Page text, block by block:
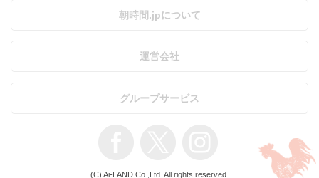
朝時間.jpについて
運営会社
グループサービス
(C) Ai-LAND Co.,Ltd. All rights reserved.